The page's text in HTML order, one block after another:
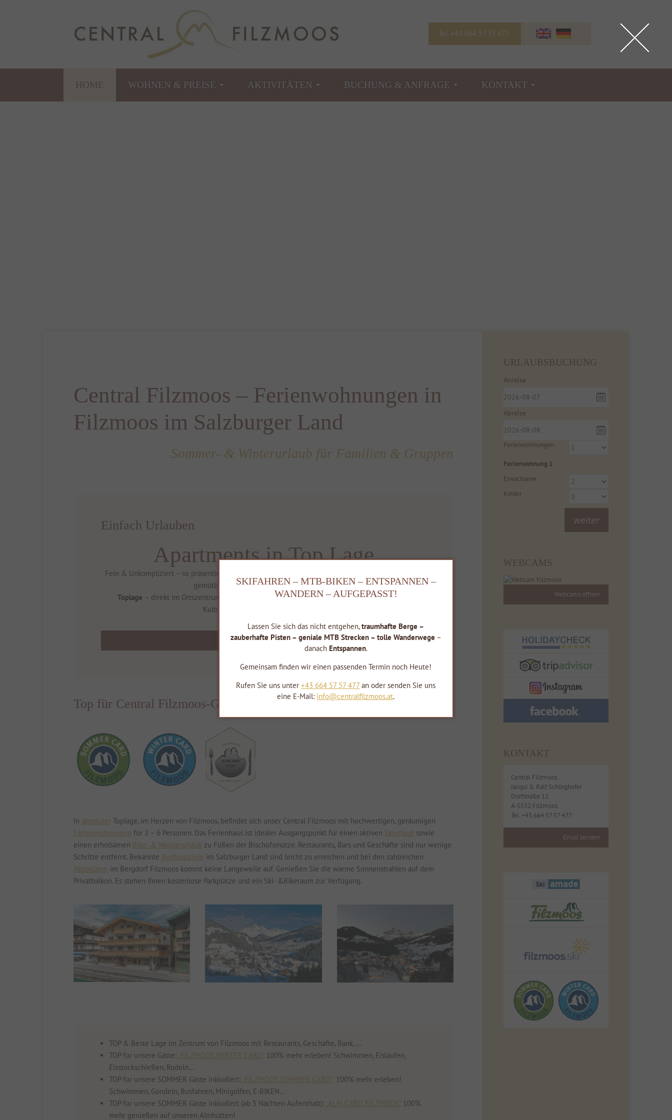
Tel. +43 664 57 57 477
HOME WOHNEN & PREISE AKTIVITÄTEN BUCHUNG & ANFRAGE KONTAKT
Central Filzmoos – Ferienwohnungen in
Filzmoos im Salzburger Land
Sommer- & Winterurlaub für Familien & Gruppen
Einfach Urlauben
Apartments in Top Lage
Fein & Unkompliziert – so präsentiert sich unser
gemütlichen Ferienwohnungen in Filzmoos.
Toplage – direkt im Ortszentrum. Der ideale Ausgangspunkt für Ihren Ski- , MTB- , Wander- &
Kulturulaub in den Salzburger Bergen.
INFO FILZMOOS CARD´s
Top für Central Filzmoos-Gäste!
In absoluter Toplage, im Herzen von Filzmoos, befindet sich unser Central Filzmoos mit hochwertigen, geräumigen
Ferienwohnungen für 2 – 6 Personen. Das Ferienhaus ist idealer Ausgangspunkt für einen aktiven Skiurlaub sowie
einen erholsamen Bike- & Wanderurlaub zu Füßen der Bischofsmütze. Restaurants, Bars und Geschäfte sind nur wenige
Schritte entfernt. Bekannte Ausflugsziele im Salzburger Land sind leicht zu erreichen und bei den zahlreichen
Aktivitäten im Bergdorf Filzmoos kommt keine Langeweile auf. Genießen Sie die warme Sonnenstrahlen auf dem
Privatbalkon. Es stehen Ihnen kostenlose Parkplätze und ein Ski- &Bikeraum zur Verfügung.
TOP & Beste Lage im Zentrum von Filzmoos mit Restaurants, Geschäfte, Bank, …
TOP für unsere Gäste: „FILZMOOS WINTER CARD“ 100% mehr erleben! Schwimmen, Eislaufen,
Eisstockschießen, Rodeln…
TOP für unsere SOMMER Gäste inkludiert: „FILZMOOS SOMMER CARD“ 100% mehr erleben!
Schwimmen, Gondeln, Busfahren, Minigolfen, E-BIKEN…
TOP für unsere SOMMER Gäste inkludiert (ab 5 Nächten Aufenthalt): „ALM CARD FILZMOOS“ 100%
mehr genießen auf unseren Almhütten!
URLAUBSBUCHUNG
Anreise
Abreise
Ferienwohnungen
Ferienwohnung 1
Erwachsene
Kinder
weiter
WEBCAMS
Webcams öffnen
KONTAKT
Central Filzmoos
Jacqui & Ralf Schörghofer
Dorfstraße 12
A-5532 Filzmoos
Tel. +43 664 57 57 477
Email senden
SKIFAHREN – MTB-BIKEN – ENTSPANNEN –
WANDERN – AUFGEPASST!
Lassen Sie sich das nicht entgehen,traumhafte Berge –
zauberhafte Pisten – geniale MTB Strecken – tolle Wanderwege –
danach Entspannen.
Gemeinsam finden wir einen passenden Termin noch Heute!
Rufen Sie uns unter+43 664 57 57 477 an oder senden Sie uns
eine E-Mail: info@centralfilzmoos.at.